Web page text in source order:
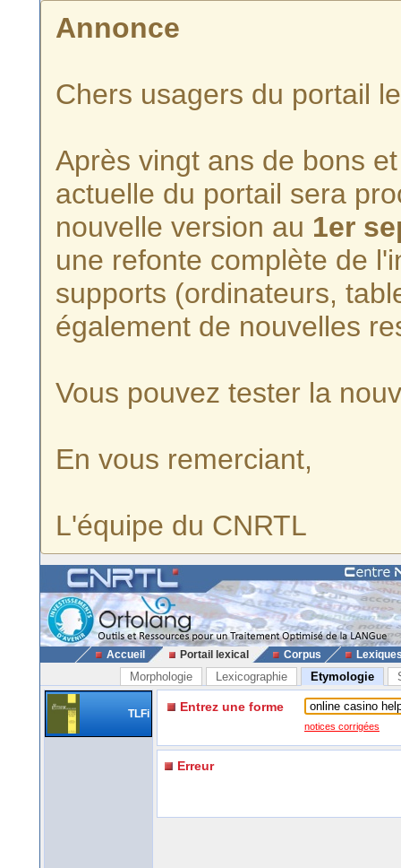
Annonce
Chers usagers du portail
Après vingt ans de bons
actuelle du portail sera
nouvelle version au 1er
une refonte complète de
supports (ordinateurs,
également de nouvelles
Vous pouvez tester la
En vous remerciant,
L'équipe du CNRTL
Accueil Portail lexical Corpus
Morphologie Lexicographie Etymologie
TLFi Entrez une forme
notices corrigées
Erreur